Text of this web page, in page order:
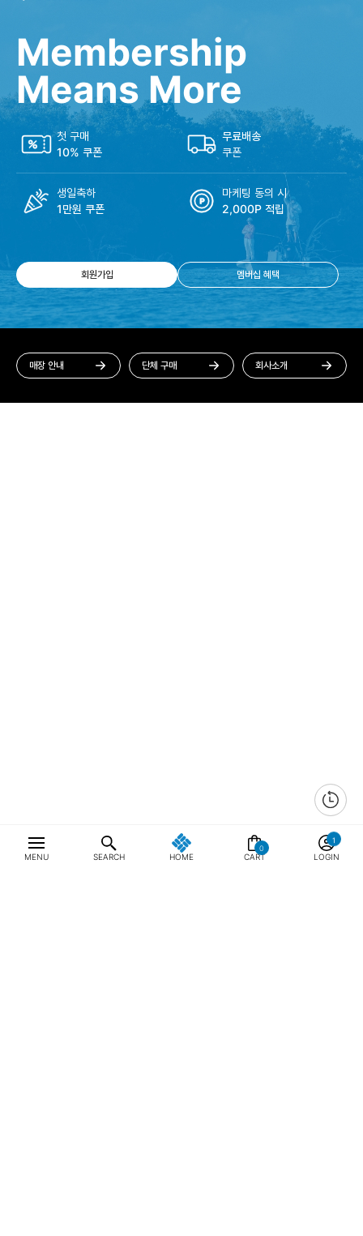
MENU SEARCH HOME
0
CART LOGIN
Membership
Means More
첫 구매
10% 쿠폰
무료배송
쿠폰
생일축하
1만원 쿠폰
마케팅 동의 시
2,000P 적립
회원가입 멤버십 혜택
매장 안내 단체 구매 회사소개